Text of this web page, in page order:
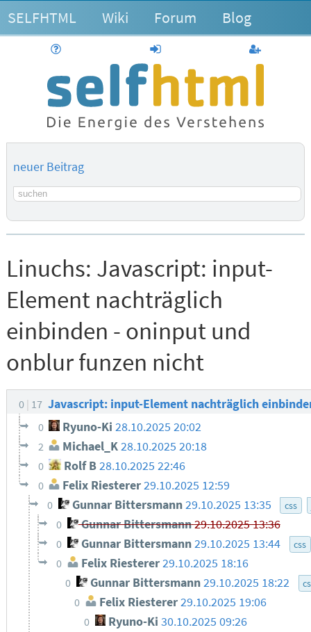
SELFHTML Wiki Forum Blog
anmelden
neuer Beitrag
Suchbegriff
Linuchs: Javascript: input-
Element nachträglich
einbinden - oninput und
onblur funzen nicht
0 17 Javascript: input-Element nachträglich
0 Ryuno-Ki 28.10.2025 20:02
2 Michael_K28.10.2025 20:18
0 Rolf B28.10.2025 22:46
0 Felix Riesterer29.10.2025 12:59
0 Gunnar Bittersmann 29.10.2025 13:35 css
0 Gunnar Bittersmann29.10.2025 13:36
0 Gunnar Bittersmann29.10.2025 13:44 css
0 Felix Riesterer29.10.2025 18:16
0 Gunnar Bittersmann29.10.2025 18:22
0 Felix Riesterer29.10.2025 19:06
0 Ryuno-Ki 30.10.2025 09:26